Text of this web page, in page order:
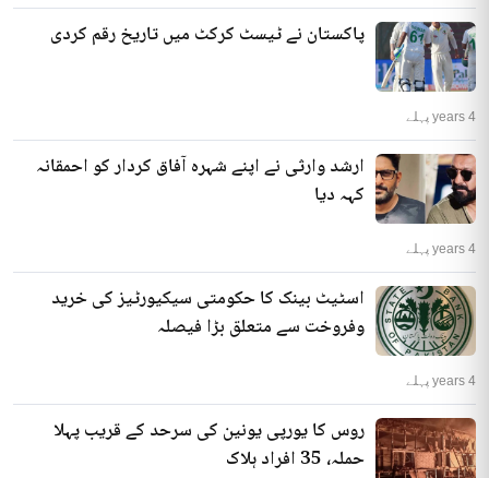
پاکستان نے ٹیسٹ کرکٹ میں تاریخ رقم کردی
4 years پہلے
ارشد وارثی نے اپنے شہرہ آفاق کردار کو احمقانہ
کہہ دیا
4 years پہلے
اسٹیٹ بینک کا حکومتی سیکیورٹیز کی خرید
وفروخت سے متعلق بڑا فیصلہ
4 years پہلے
روس کا یورپی یونین کی سرحد کے قریب پہلا
حملہ، 35 افراد ہلاک